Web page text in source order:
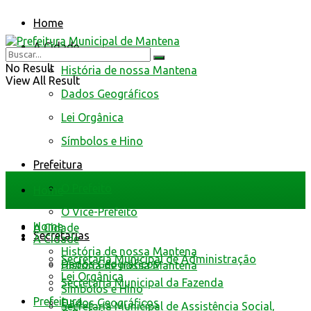
Home
A Cidade
História de nossa Mantena
Dados Geográficos
Lei Orgânica
Símbolos e Hino
Prefeitura
O Vice-Prefeito
Secretarias
Secretaria Municipal de Administração
Secretaria Municipal da Fazenda
Secretaria Municipal de Assistência Social,
No Result
View All Result
Home
A Cidade
História de nossa Mantena
Dados Geográficos
Home
A Cidade
História de nossa Mantena
Dados Geográficos
Lei Orgânica
Símbolos e Hino
Prefeitura